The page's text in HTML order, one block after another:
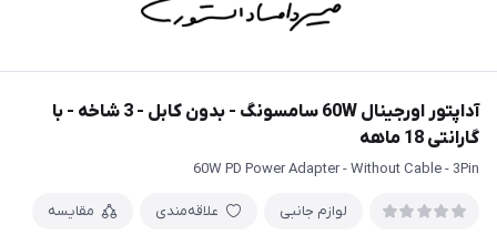
آداپتور اورجینال 60W سامسونگ - بدون کابل - 3 شاخه - با
گارانتی 18 ماهه
60W PD Power Adapter - Without Cable - 3Pin
لوازم جانبی علاقه‌مندی مقایسه